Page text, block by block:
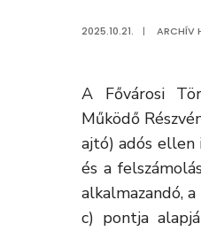
2025.10.21. | ARCHÍV
A Fővárosi
Működő
ajtó) adós ellen
és a
alkalmazandó,
c) pontja